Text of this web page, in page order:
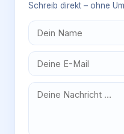
Schreib direkt – ohne